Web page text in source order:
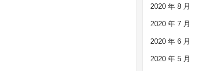
2020 年 8 月
2020 年 7 月
2020 年 6 月
2020 年 5 月